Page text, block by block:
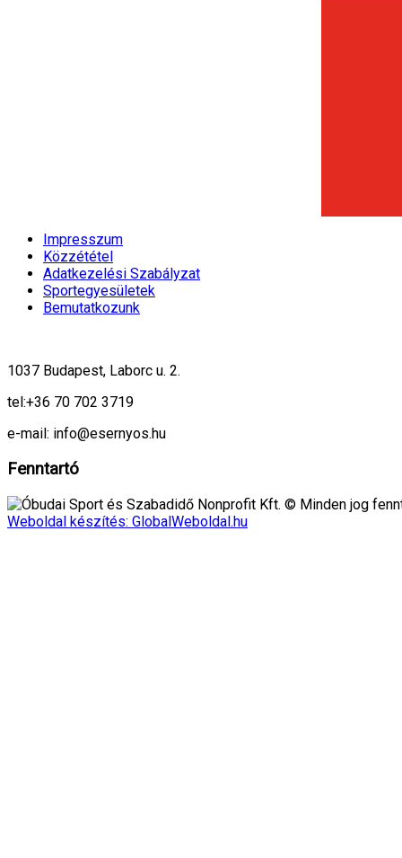
Impresszum
Közzététel
Adatkezelési Szabályzat
Sportegyesületek
Bemutatkozunk
1037 Budapest, Laborc u. 2.
tel:+36 70 702 3719
e-mail: info@esernyos.hu
Fenntartó
Óbudai Sport és Szabadidő Nonprofit Kft. © Minden jog
Weboldal készítés: GlobalWeboldal.hu